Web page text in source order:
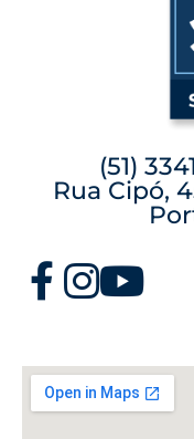
(51)
Rua Cipó,